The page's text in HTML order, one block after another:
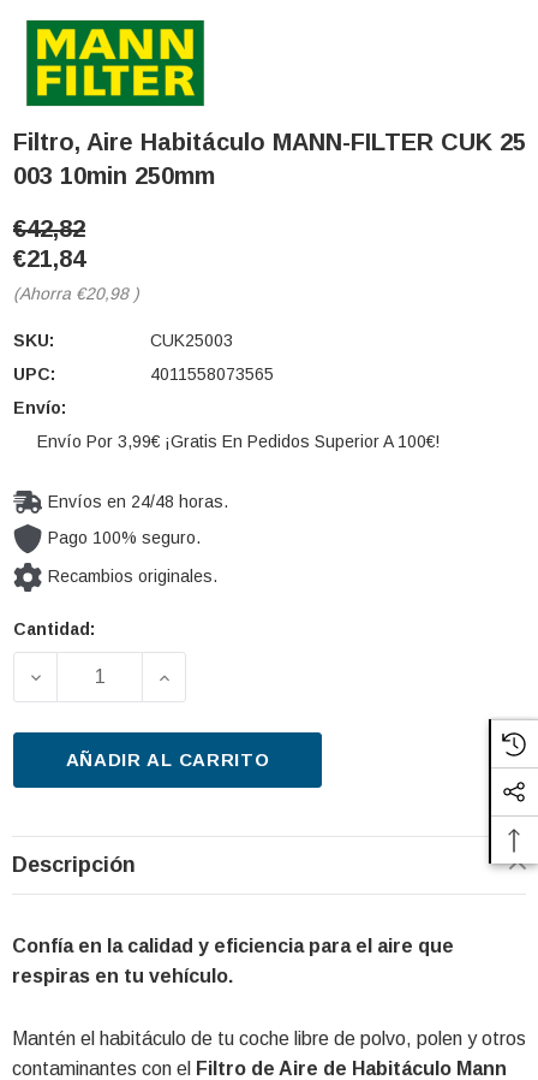
Filtro, Aire Habitáculo MANN-FILTER CUK 25
003 10min 250mm
€42,82
€21,84
(Ahorra €20,98 )
SKU:
CUK25003
UPC:
4011558073565
Envío:
Envío Por 3,99€ ¡Gratis En Pedidos Superior A 100€!
Envíos en 24/48 horas.
Pago 100% seguro.
Recambios originales.
Cantidad
Cantidad:
DISMINUIR LA CANTIDAD DE FILTRO, AIRE
AUMENTAR LA CANTIDAD DE FILTRO,
AÑADIR AL CARRITO
Descripción
Confía en la calidad y eficiencia para el aire que
respiras en tu vehículo.
Mantén el habitáculo de tu coche libre de polvo, polen y otros
contaminantes con el Filtro de Aire de Habitáculo Mann